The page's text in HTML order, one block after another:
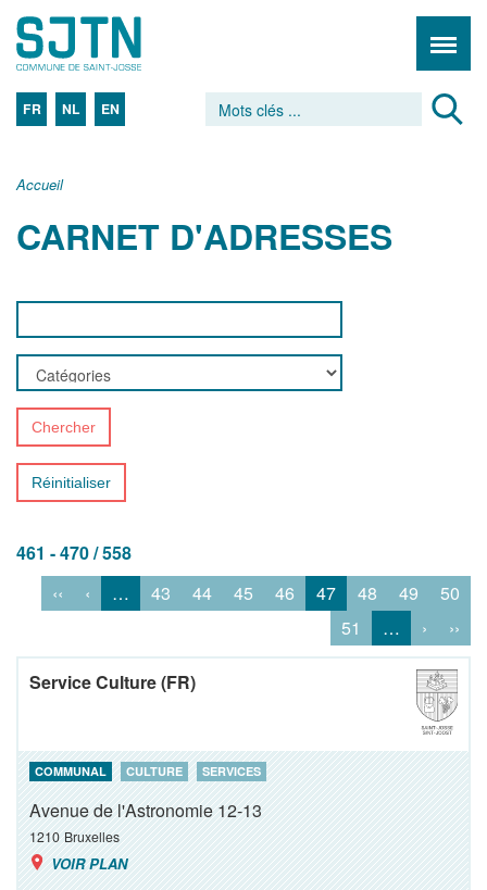
FR NL EN
Accueil
CARNET D'ADRESSES
Chercher
Réinitialiser
461 - 470 / 558
‹‹
‹ … 43 44 45 46 47 48 49
50
51
… › ››
Service Culture (FR)
COMMUNAL CULTURE SERVICES
Avenue de l'Astronomie 12-13
1210 Bruxelles
VOIR PLAN